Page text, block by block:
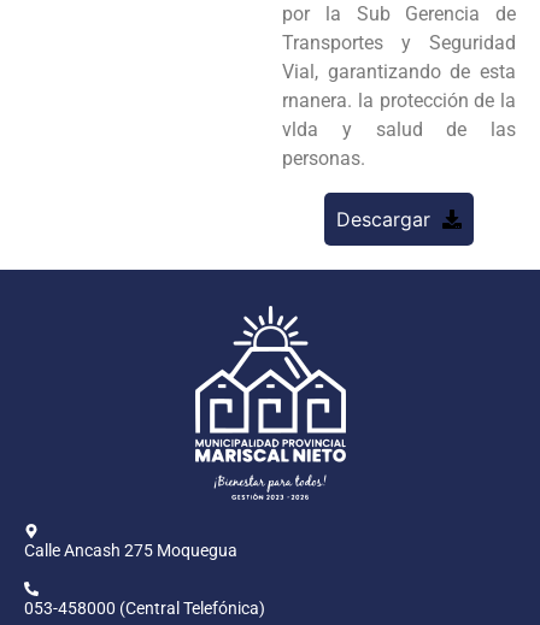
por la Sub Gerencia de
Transportes y Seguridad
Vial, garantizando de esta
rnanera. la protección de la
vlda y salud de las
personas.
Descargar
Calle Ancash 275 Moquegua
053-458000 (Central Telefónica)